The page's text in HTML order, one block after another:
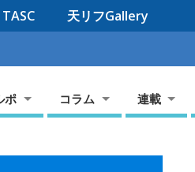
TASC 天リフGallery
ポ コラム 連載